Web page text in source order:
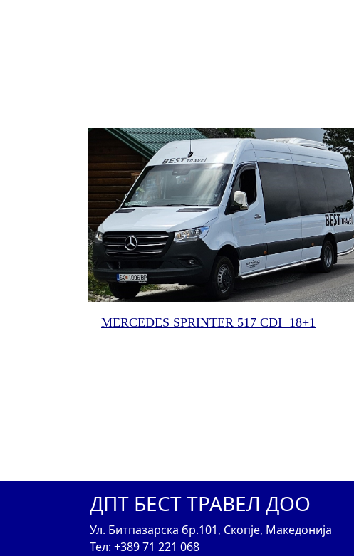
MERCEDES SPRINTER 517 CDI 18+1
ДПТ БЕСТ ТРАВЕЛ ДОО
Ул. Битпазарска бр.101, Скопје, Македонија
Тел: +389 71 221 068